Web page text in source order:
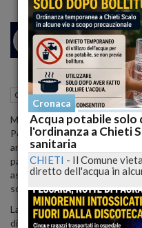
Cronaca nera Pescara (PE)
Mentre proseguono gli
Pescara sull'omicidio del
anni, ucciso ieri a coltellate
particolari dei rapporti tra la
assassino, Giovanni Grieco,
sottoposto a fermo.
La prima lite, quella che ha
discussione all'interno del
Cronaca
Acqua potabile
l'ordinanza a Chieti
sanitaria
CHIETI - Il Comune
diretto dell'acqua in